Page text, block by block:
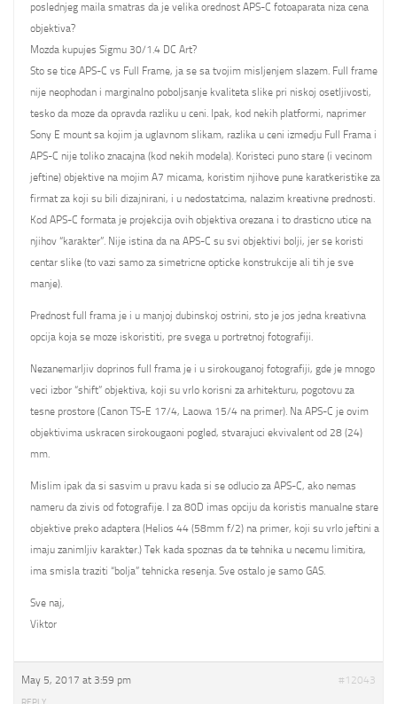
poslednjeg maila smatras da je velika orednost APS-C fotoaparata niza cena
objektiva?
Mozda kupujes Sigmu 30/1.4 DC Art?
Sto se tice APS-C vs Full Frame, ja se sa tvojim misljenjem slazem. Full frame
nije neophodan i marginalno poboljsanje kvaliteta slike pri niskoj osetljivosti,
tesko da moze da opravda razliku u ceni. Ipak, kod nekih platformi, naprimer
Sony E mount sa kojim ja uglavnom slikam, razlika u ceni izmedju Full Frama i
APS-C nije toliko znacajna (kod nekih modela). Koristeci puno stare (i vecinom
jeftine) objektive na mojim A7 micama, koristim njihove pune karatkeristike za
firmat za koji su bili dizajnirani, i u nedostatcima, nalazim kreativne prednosti.
Kod APS-C formata je projekcija ovih objektiva orezana i to drasticno utice na
njihov “karakter”. Nije istina da na APS-C su svi objektivi bolji, jer se koristi
centar slike (to vazi samo za simetricne opticke konstrukcije ali tih je sve
manje).
Prednost full frama je i u manjoj dubinskoj ostrini, sto je jos jedna kreativna
opcija koja se moze iskoristiti, pre svega u portretnoj fotografiji.
Nezanemarljiv doprinos full frama je i u sirokouganoj fotografiji, gde je mnogo
veci izbor “shift” objektiva, koji su vrlo korisni za arhitekturu, pogotovu za
tesne prostore (Canon TS-E 17/4, Laowa 15/4 na primer). Na APS-C je ovim
objektivima uskracen sirokougaoni pogled, stvarajuci ekvivalent od 28 (24)
mm.
Mislim ipak da si sasvim u pravu kada si se odlucio za APS-C, ako nemas
nameru da zivis od fotografije. I za 80D imas opciju da koristis manualne stare
objektive preko adaptera (Helios 44 (58mm f/2) na primer, koji su vrlo jeftini a
imaju zanimljiv karakter.) Tek kada spoznas da te tehnika u necemu limitira,
ima smisla traziti “bolja” tehnicka resenja. Sve ostalo je samo GAS.
Sve naj,
Viktor
May 5, 2017 at 3:59 pm #12043